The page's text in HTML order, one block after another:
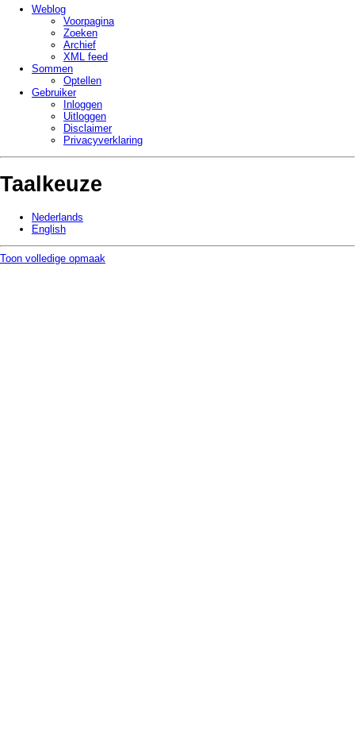
Weblog
Voorpagina
Zoeken
Archief
XML feed
Sommen
Optellen
Gebruiker
Inloggen
Uitloggen
Disclaimer
Privacy­verklaring
Taalkeuze
Nederlands
English
Toon volledige opmaak